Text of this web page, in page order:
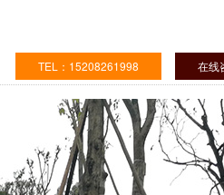
在线
TEL：15208261998